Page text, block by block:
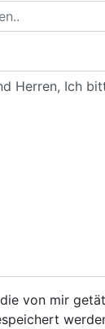
von mir